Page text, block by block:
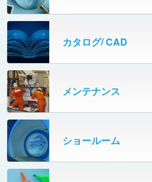
ガントレーパレタイザ
PHC350・PHC330
PZC150・PZC110
DHC350
667
SR802
スタッカ&アンスタッカ
米袋自動投入装置
フローラック自動補充装置
牛乳パック自動投入装置
ターンコンベヤ
マルチレーンダイバータ®
カタログ/ CAD
メンテナンス
ショールーム